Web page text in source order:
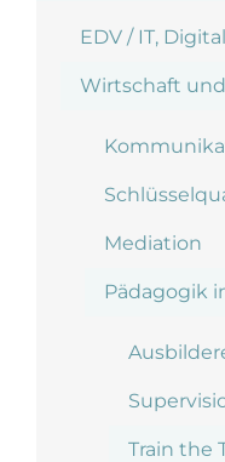
EDV / IT,
Wirtschaft
Mediation
Pädagogik
Train the